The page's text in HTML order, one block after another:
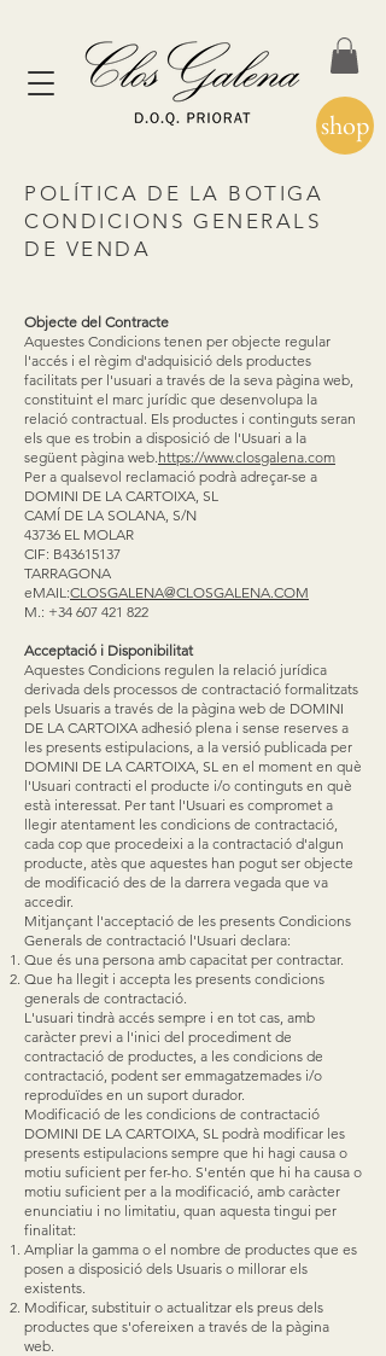
shop
POLÍTICA DE LA BOTIGA
CONDICIONS GENERALS
DE VENDA
Objecte del Contracte
Aquestes Condicions tenen per objecte regular
l'accés i el règim d'adquisició dels productes
facilitats per l'usuari a través de la seva pàgina web,
constituint el marc jurídic que desenvolupa la
relació contractual. Els productes i continguts seran
els que es trobin a disposició de l'Usuari a la
següent pàgina web. https://www.closgalena.com
Per a qualsevol reclamació podrà adreçar-se a
DOMINI DE LA CARTOIXA, SL
CAMÍ DE LA SOLANA, S/N
43736 EL MOLAR
CIF: B43615137
TARRAGONA
eMAIL:CLOSGALENA@CLOSGALENA.COM
M.: +34 607 421 822
Acceptació i Disponibilitat
Aquestes Condicions regulen la relació jurídica
derivada dels processos de contractació formalitzats
pels Usuaris a través de la pàgina web de DOMINI
DE LA CARTOIXA adhesió plena i sense reserves a
les presents estipulacions, a la versió publicada per
DOMINI DE LA CARTOIXA, SL en el moment en què
l'Usuari contracti el producte i/o continguts en què
està interessat. Per tant l'Usuari es compromet a
llegir atentament les condicions de contractació,
cada cop que procedeixi a la contractació d'algun
producte, atès que aquestes han pogut ser objecte
de modificació des de la darrera vegada que va
accedir.
Mitjançant l'acceptació de les presents Condicions
Generals de contractació l'Usuari declara:
Que és una persona amb capacitat per contractar.
Que ha llegit i accepta les presents condicions
generals de contractació.
L'usuari tindrà accés sempre i en tot cas, amb
caràcter previ a l'inici del procediment de
contractació de productes, a les condicions de
contractació, podent ser emmagatzemades i/o
reproduïdes en un suport durador.
Modificació de les condicions de contractació
DOMINI DE LA CARTOIXA, SL podrà modificar les
presents estipulacions sempre que hi hagi causa o
motiu suficient per fer-ho. S'entén que hi ha causa o
motiu suficient per a la modificació, amb caràcter
enunciatiu i no limitatiu, quan aquesta tingui per
finalitat:
Ampliar la gamma o el nombre de productes que es
posen a disposició dels Usuaris o millorar els
existents.
Modificar, substituir o actualitzar els preus dels
productes que s'ofereixen a través de la pàgina
web.